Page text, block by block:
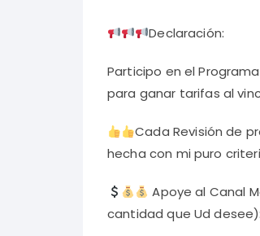
Declaración:
Participo en el
para ganar tarifas al
Cada Revisión de
hecha con mi puro
Apoye al Canal
cantidad que Ud desee):